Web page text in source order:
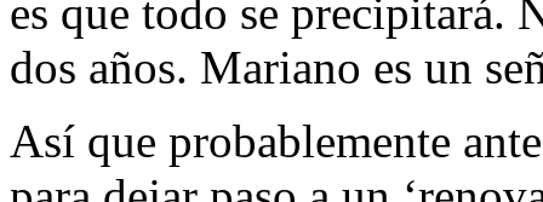
es que todo se precipitará.
dos años. Mariano es un
Así que probablemente